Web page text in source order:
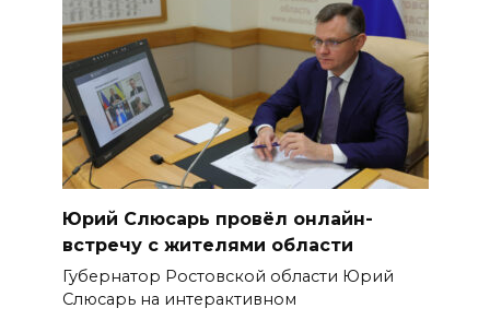
Юрий Слюсарь провёл онлайн-
встречу с жителями области
Губернатор Ростовской области Юрий
Слюсарь на интерактивном